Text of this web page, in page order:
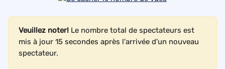
Veuillez noter! Le nombre total de spectateurs est
mis à jour 15 secondes après l'arrivée d'un nouveau
spectateur.